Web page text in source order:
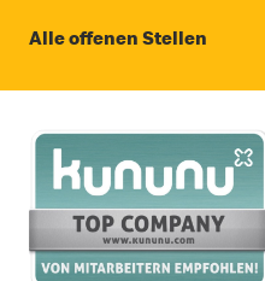
Alle offenen Stellen